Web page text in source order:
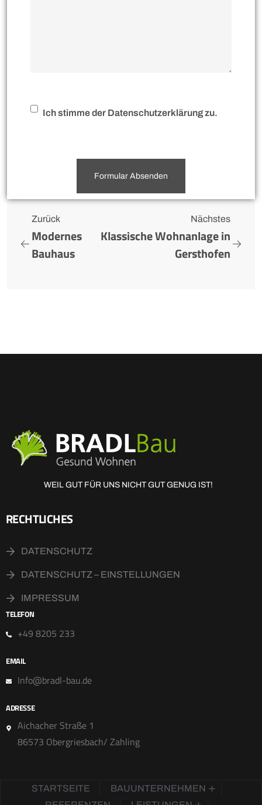
Ich stimme der Datenschutzerklärung zu.
Formular Absenden
Zurück
Modernes
Bauhaus
Nächstes
Klassische Wohnanlage in
Gersthofen
WEIL GUT FÜR UNS NICHT GUT GENUG IST!
RECHTLICHES
DATENSCHUTZ
DATENSCHUTZ – EINSTELLUNGEN
IMPRESSUM
TELEFON
+49 8205 233
EMAIL
Info@bradl-bau.de
ADRESSE
Aichacher Straße 1
86573 Obergriesbach/ Zahling
STARTSEITE
BAUUNTERNEHMEN